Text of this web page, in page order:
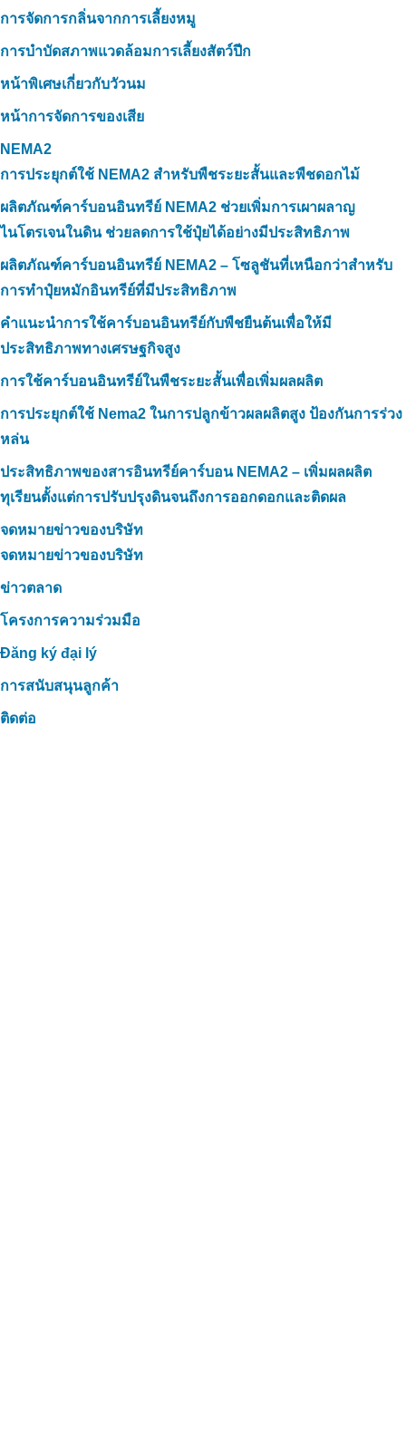
การจัดการกลิ่นจากการเลี้ยงหมู
การบำบัดสภาพแวดล้อมการเลี้ยงสัตว์ปีก
หน้าพิเศษเกี่ยวกับวัวนม
หน้าการจัดการของเสีย
NEMA2
การประยุกต์ใช้ NEMA2 สำหรับพืชระยะสั้นและพืชดอกไม้
ผลิตภัณฑ์คาร์บอนอินทรีย์ NEMA2 ช่วยเพิ่มการเผาผลาญ
ไนโตรเจนในดิน ช่วยลดการใช้ปุ๋ยได้อย่างมีประสิทธิภาพ
ผลิตภัณฑ์คาร์บอนอินทรีย์ NEMA2 – โซลูชันที่เหนือกว่าสำหรับ
การทำปุ๋ยหมักอินทรีย์ที่มีประสิทธิภาพ
คำแนะนำการใช้คาร์บอนอินทรีย์กับพืชยืนต้นเพื่อให้มี
ประสิทธิภาพทางเศรษฐกิจสูง
การใช้คาร์บอนอินทรีย์ในพืชระยะสั้นเพื่อเพิ่มผลผลิต
การประยุกต์ใช้ Nema2 ในการปลูกข้าวผลผลิตสูง ป้องกันการร่วง
หล่น
ประสิทธิภาพของสารอินทรีย์คาร์บอน NEMA2 – เพิ่มผลผลิต
ทุเรียนตั้งแต่การปรับปรุงดินจนถึงการออกดอกและติดผล
จดหมายข่าวของบริษัท
จดหมายข่าวของบริษัท
ข่าวตลาด
โครงการความร่วมมือ
Đăng ký đại lý
การสนับสนุนลูกค้า
ติดต่อ